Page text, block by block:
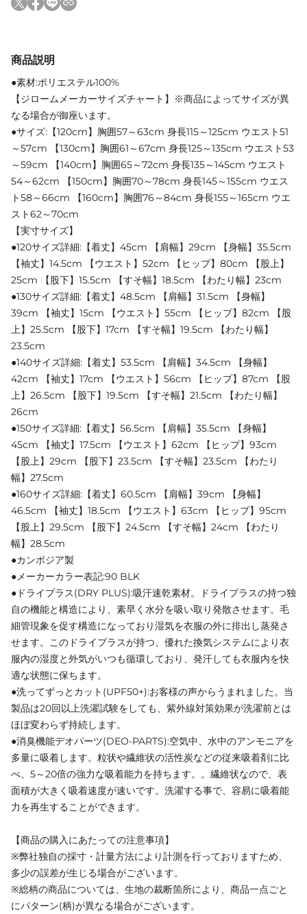
商品説明
●素材:ポリエステル100%
【ジロームメーカーサイズチャート】※商品によってサイズが異
なる場合が御座います。
●サイズ:【120cm】胸囲57～63cm 身長115～125cm ウエスト51
～57cm 【130cm】胸囲61～67cm 身長125～135cm ウエスト53
～59cm 【140cm】胸囲65～72cm 身長135～145cm ウエスト
54～62cm 【150cm】胸囲70～78cm 身長145～155cm ウエス
ト58～66cm 【160cm】胸囲76～84cm 身長155～165cm ウエ
スト62～70cm
【実寸サイズ】
●120サイズ詳細:【着丈】45cm 【肩幅】29cm 【身幅】35.5cm
【袖丈】14.5cm 【ウエスト】52cm 【ヒップ】80cm 【股上】
25cm 【股下】15.5cm 【すそ幅】18.5cm 【わたり幅】23cm
●130サイズ詳細:【着丈】48.5cm 【肩幅】31.5cm 【身幅】
39cm 【袖丈】15cm 【ウエスト】55cm 【ヒップ】82cm 【股
上】25.5cm 【股下】17cm 【すそ幅】19.5cm 【わたり幅】
23.5cm
●140サイズ詳細:【着丈】53.5cm 【肩幅】34.5cm 【身幅】
42cm 【袖丈】17cm 【ウエスト】56cm 【ヒップ】87cm 【股
上】26.5cm 【股下】19.5cm 【すそ幅】21.5cm 【わたり幅】
26cm
●150サイズ詳細:【着丈】56.5cm 【肩幅】35.5cm 【身幅】
45cm 【袖丈】17.5cm 【ウエスト】62cm 【ヒップ】93cm
【股上】29cm 【股下】23.5cm 【すそ幅】23.5cm 【わたり
幅】27.5cm
●160サイズ詳細:【着丈】60.5cm 【肩幅】39cm 【身幅】
46.5cm 【袖丈】18.5cm 【ウエスト】63cm 【ヒップ】95cm
【股上】29.5cm 【股下】24.5cm 【すそ幅】24cm 【わたり
幅】28.5cm
●カンボジア製
●メーカーカラー表記:90 BLK
●ドライプラス(DRY PLUS):吸汗速乾素材。ドライプラスの持つ独
自の機能と構造により、素早く水分を吸い取り発散させます。毛
細管現象を促す構造になっており湿気を衣服の外に排出し蒸発さ
せます。このドライプラスが持つ、優れた換気システムにより衣
服内の湿度と外気がいつも循環しており、発汗しても衣服内を快
適な状態に保ちます。
●洗ってずっとカット(UPF50+):お客様の声からうまれました。当
製品は20回以上洗濯試験をしても、紫外線対策効果が洗濯前とは
ほぼ変わらず持続します。
●消臭機能デオパーツ(DEO-PARTS):空気中、水中のアンモニアを
多量に吸着します。粒状や繊維状の活性炭などの従来吸着剤に比
べ、5～20倍の強力な吸着能力を持ちます。。繊維状なので、表
面積が大きく吸着速度が速いです。洗濯する事で、容易に吸着能
力を再生することができます。
【商品の購入にあたっての注意事項】
※弊社独自の採寸・計量方法により計測を行っておりますため、
多少の誤差が生じる場合がございます。
※総柄の商品については、生地の裁断箇所により、商品一点ごと
にパターン(柄)が異なる場合がございます。